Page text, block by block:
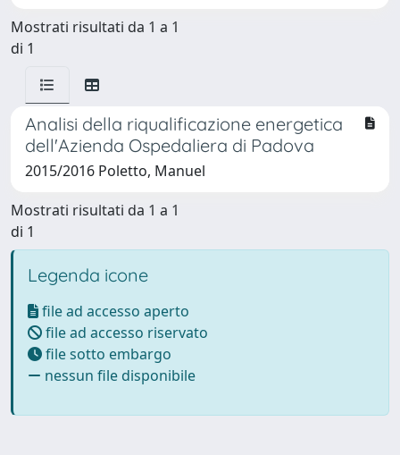
Mostrati risultati da 1 a 1
di 1
Analisi della riqualificazione energetica
dell'Azienda Ospedaliera di Padova
2015/2016 Poletto, Manuel
Mostrati risultati da 1 a 1
di 1
Legenda icone
file ad accesso aperto
file ad accesso riservato
file sotto embargo
nessun file disponibile